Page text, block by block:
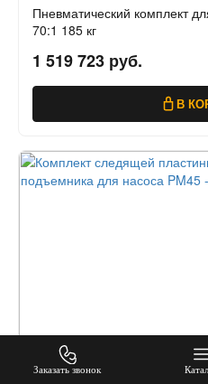
Заказать звонок
Пневматический комплект
70:1 185 кг
1 519 723 руб.
В